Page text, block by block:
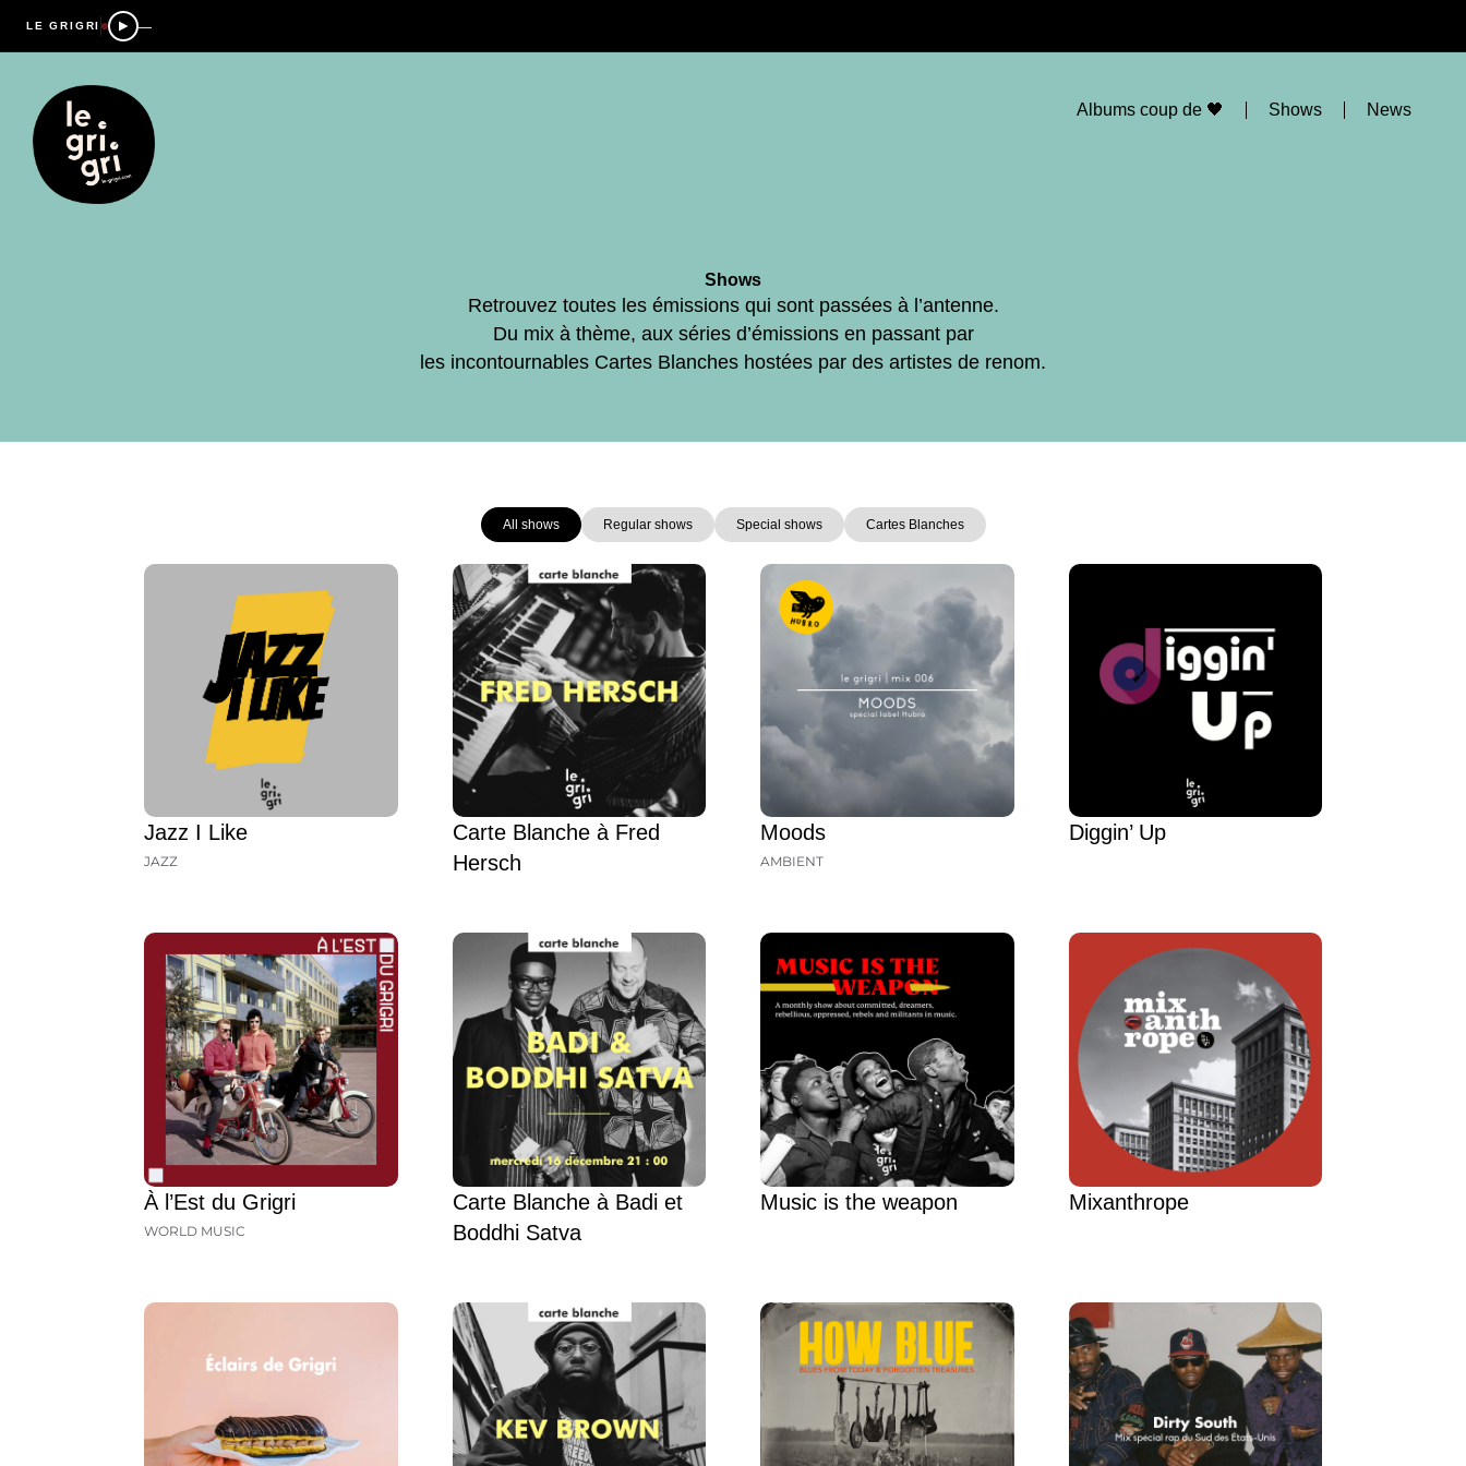
LE GRIGRI —
Albums coup de 🖤 Shows News
Shows
Retrouvez toutes les émissions qui sont passées à l’antenne.
Du mix à thème, aux séries d’émissions en passant par
les incontournables Cartes Blanches hostées par des artistes de renom.
All shows Regular shows Special shows Cartes Blanches
Jazz I Like
JAZZ
Carte Blanche à Fred
Hersch
Moods
AMBIENT
Diggin’ Up
À l’Est du Grigri
WORLD MUSIC
Carte Blanche à Badi et
Boddhi Satva
Music is the weapon Mixanthrope
Page PagePagePagePagePage Page